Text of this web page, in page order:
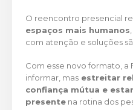
O reencontro presencial
espaços mais humanos
com atenção e soluções
Com esse novo formato, a
informar, mas estreitar
confiança mútua e
presente na rotina dos